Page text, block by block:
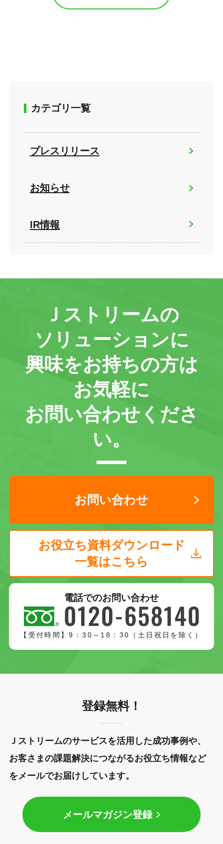
カテゴリ一覧
プレスリリース
お知らせ
IR情報
Ｊストリームの
ソリューションに
興味をお持ちの方は
お気軽に
お問い合わせくださ
い。
お問い合わせ
お役立ち資料ダウンロード
一覧はこちら
電話でのお問い合わせ
【受付時間】9：30～18：30（土日祝日を除く）
登録無料！
Ｊストリームのサービスを活用した成功事例や、
お客さまの課題解決につながるお役立ち情報など
をメールでお届けしています。
メールマガジン登録